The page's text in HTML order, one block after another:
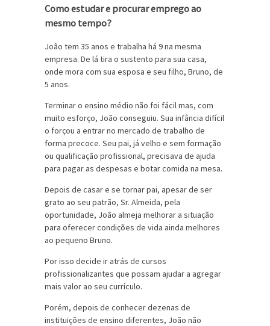
Como estudar e procurar emprego ao
mesmo tempo?
João tem 35 anos e trabalha há 9 na mesma
empresa. De lá tira o sustento para sua casa,
onde mora com sua esposa e seu filho, Bruno, de
5 anos.
Terminar o ensino médio não foi fácil mas, com
muito esforço, João conseguiu. Sua infância difícil
o forçou a entrar no mercado de trabalho de
forma precoce. Seu pai, já velho e sem formação
ou qualificação profissional, precisava de ajuda
para pagar as despesas e botar comida na mesa.
Depois de casar e se tornar pai, apesar de ser
grato ao seu patrão, Sr. Almeida, pela
oportunidade, João almeja melhorar a situação
para oferecer condições de vida ainda melhores
ao pequeno Bruno.
Por isso decide ir atrás de cursos
profissionalizantes que possam ajudar a agregar
mais valor ao seu currículo.
Porém, depois de conhecer dezenas de
instituições de ensino diferentes, João não